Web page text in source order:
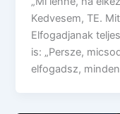
Kedvesem, TE.
Elfogadjanak
is: „Persze,
elfogadsz,